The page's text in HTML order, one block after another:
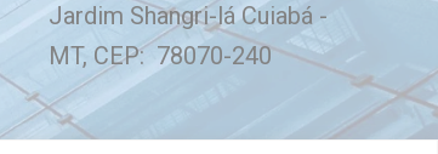
Jardim Shangri-lá Cuiabá -
MT, CEP: 78070-240